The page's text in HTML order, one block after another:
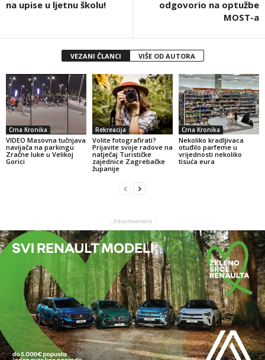
na upise u ljetnu školu!
odgovorio na optužbe
MOST-a
VEZANI ČLANCI VIŠE OD AUTORA
Crna Kronika
VIDEO Masovna tučnjava
navijača na parkingu
Zračne luke u Velikoj
Gorici
Rekreacija
Volite fotografirati?
Prijavite svoje radove na
natječaj Turističke
zajednice Zagrebačke
županije
Crna Kronika
Nekoliko kradljivaca
otuđilo parfeme u
vrijednosti nekoliko
tisuća eura
- Advertisement -